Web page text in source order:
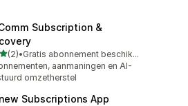
Subscription &
van 5 sterren
(2) in totaal
•
Gratis abonnement beschikbaar
aanmaningen en AI-
omzetherstel
Subscriptions App